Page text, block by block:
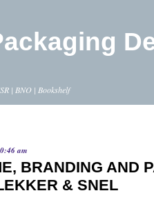
| BNO | Bookshelf
am
BRANDING AND
& SNEL